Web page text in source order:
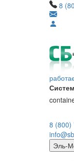
8
8 (800)
Эль-